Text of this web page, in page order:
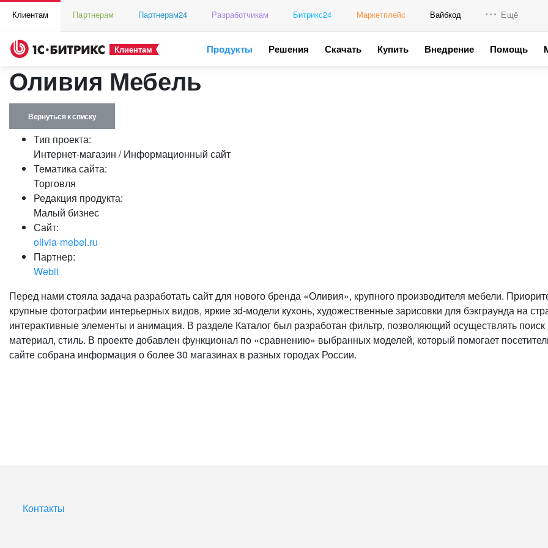
Клиентам Партнерам Партнерам24 Разработчикам Битрикс24 Маркетплейс Вайбкод Ещё
Клиентам Продукты Решения Скачать Купить Внедрение Помощь
Оливия Мебель
Вернуться к списку
Тип проекта:
Интернет-магазин / Информационный сайт
Тематика сайта:
Торговля
Редакция продукта:
Малый бизнес
Сайт:
olivia-mebel.ru
Партнер:
Webit
Перед нами стояла задача разработать сайт для нового бренда «Оливия», крупного производителя мебели.
крупные фотографии интерьерных видов, яркие зd-модели кухонь, художественные зарисовки для бэкграунда на
интерактивные элементы и анимация. В разделе Каталог был разработан фильтр, позволяющий осуществлять
материал, стиль. В проекте добавлен функционал по «сравнению» выбранных моделей, который помогает
сайте собрана информация о более 30 магазинах в разных городах России.
Контакты